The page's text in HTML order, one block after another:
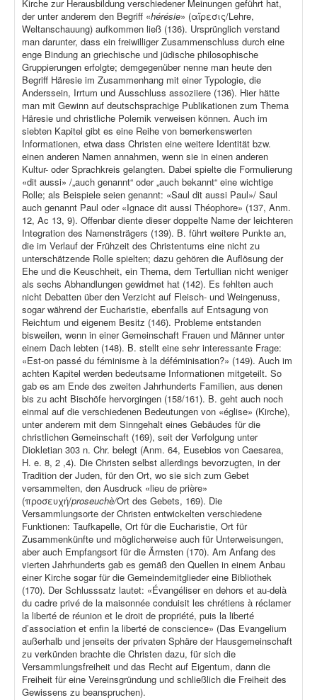
Kirche zur Herausbildung verschiedener Meinungen geführt hat,
der unter anderem den Begriff «hérésie» (αἵρεσις/Lehre,
Weltanschauung) aufkommen ließ (136). Ursprünglich verstand
man darunter, dass ein freiwilliger Zusammenschluss durch eine
enge Bindung an griechische und jüdische philosophische
Gruppierungen erfolgte; demgegenüber nenne man heute den
Begriff Häresie im Zusammenhang mit einer Typologie, die
Anderssein, Irrtum und Ausschluss assoziiere (136). Hier hätte
man mit Gewinn auf deutschsprachige Publikationen zum Thema
Häresie und christliche Polemik verweisen können. Auch im
siebten Kapitel gibt es eine Reihe von bemerkenswerten
Informationen, etwa dass Christen eine weitere Identität bzw.
einen anderen Namen annahmen, wenn sie in einen anderen
Kultur- oder Sprachkreis gelangten. Dabei spielte die Formulierung
«dit aussi» /„auch genannt“ oder „auch bekannt“ eine wichtige
Rolle; als Beispiele seien genannt: «Saul dit aussi Paul»/ Saul
auch genannt Paul oder «Ignace dit aussi Théophore» (137, Anm.
12, Ac 13, 9). Offenbar diente dieser doppelte Name der leichteren
Integration des Namensträgers (139). B. führt weitere Punkte an,
die im Verlauf der Frühzeit des Christentums eine nicht zu
unterschätzende Rolle spielten; dazu gehören die Auflösung der
Ehe und die Keuschheit, ein Thema, dem Tertullian nicht weniger
als sechs Abhandlungen gewidmet hat (142). Es fehlten auch
nicht Debatten über den Verzicht auf Fleisch- und Weingenuss,
sogar während der Eucharistie, ebenfalls auf Entsagung von
Reichtum und eigenem Besitz (146). Probleme entstanden
bisweilen, wenn in einer Gemeinschaft Frauen und Männer unter
einem Dach lebten (148). B. stellt eine sehr interessante Frage:
«Est-on passé du féminisme à la déféminisation?» (149). Auch im
achten Kapitel werden bedeutsame Informationen mitgeteilt. So
gab es am Ende des zweiten Jahrhunderts Familien, aus denen
bis zu acht Bischöfe hervorgingen (158/161). B. geht auch noch
einmal auf die verschiedenen Bedeutungen von «église» (Kirche),
unter anderem mit dem Sinngehalt eines Gebäudes für die
christlichen Gemeinschaft (169), seit der Verfolgung unter
Diokletian 303 n. Chr. belegt (Anm. 64, Eusebios von Caesarea,
H. e. 8, 2 ,4). Die Christen selbst allerdings bevorzugten, in der
Tradition der Juden, für den Ort, wo sie sich zum Gebet
versammelten, den Ausdruck «lieu de prière»
(προσευχή/proseuchè/Ort des Gebets, 169). Die
Versammlungsorte der Christen entwickelten verschiedene
Funktionen: Taufkapelle, Ort für die Eucharistie, Ort für
Zusammenkünfte und möglicherweise auch für Unterweisungen,
aber auch Empfangsort für die Ärmsten (170). Am Anfang des
vierten Jahrhunderts gab es gemäß den Quellen in einem Anbau
einer Kirche sogar für die Gemeindemitglieder eine Bibliothek
(170). Der Schlusssatz lautet: «Évangéliser en dehors et au-delà
du cadre privé de la maisonnée conduisit les chrétiens à réclamer
la liberté de réunion et le droit de propriété, puis la liberté
d’association et enfin la liberté de conscience» (Das Evangelium
außerhalb und jenseits der privaten Sphäre der Hausgemeinschaft
zu verkünden brachte die Christen dazu, für sich die
Versammlungsfreiheit und das Recht auf Eigentum, dann die
Freiheit für eine Vereinsgründung und schließlich die Freiheit des
Gewissens zu beanspruchen).